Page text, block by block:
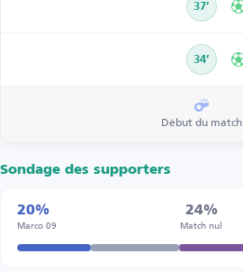
37’
34’
Début du match
Sondage des supporters
20%
Marco 09
24%
Match nul